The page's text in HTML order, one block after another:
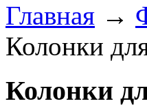
Главная →
Колонки
Колонки